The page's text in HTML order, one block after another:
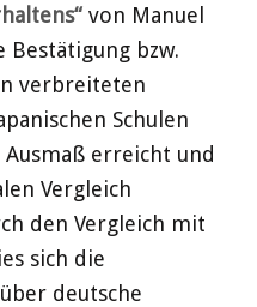
von Manuel
Bestätigung bzw.
verbreiteten
Schulen
erreicht und
Vergleich
den Vergleich mit
sich die
deutsche